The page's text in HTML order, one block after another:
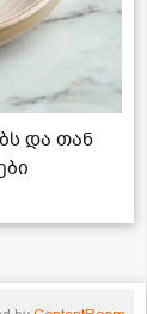
და თან